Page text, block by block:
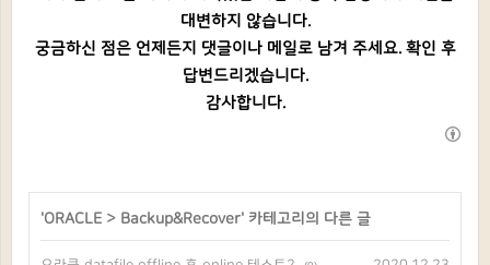
대변하지 않습니다.
궁금하신 점은 언제든지 댓글이나 메일로 남겨 주세요. 확인 후
답변드리겠습니다.
감사합니다.
'ORACLE > Backup&Recover' 카테고리의 다른 글